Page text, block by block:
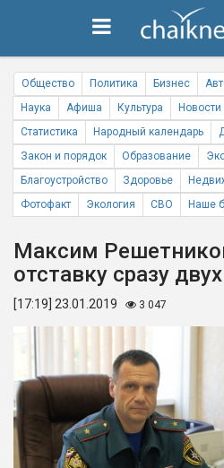
Общество Политика Бизнес
Наука
Афиша Культура
Статистика
Народный календарь
Закон и порядок
Образование
Благоустройство
Здоровье
Фотофакт
Экология СВО Наше
Максим
отставку сразу
[17:19] 23.01.2019 3 047